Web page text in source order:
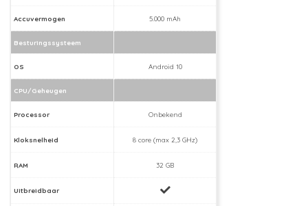
Accuvermogen 5.000 mAh
Besturingssysteem
OS Android 10
CPU/Geheugen
Processor Onbekend
Kloksnelheid 8 core (max 2,3 GHz)
RAM 32 GB
Uitbreidbaar